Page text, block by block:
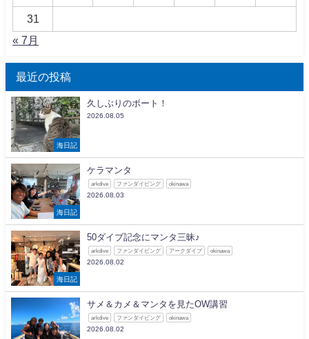
31
« 7月
最近の投稿
海日記
久しぶりのボート！
2026.08.05
海日記
ケラマンタ
arkdive ファンダイビング okinawa
2026.08.03
海日記
50ダイブ記念にマンタ三昧♪
arkdive ファンダイビング アークダイブ okinawa
2026.08.02
サメ＆カメ＆マンタを見たOW講習
arkdive ファンダイビング okinawa
2026.08.02